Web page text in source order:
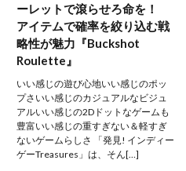
ーレットで滾らせろ命を！
アイテムで確率を絞り込む戦
略性が魅力『Buckshot
Roulette』
いい感じの遊び心地いい感じのポッ
プさいい感じのカジュアルなビジュ
アルいい感じの2Dドットなゲームも
豊富いい感じの重すぎない＆軽すぎ
ないゲームらしさ 「発見! インディー
ゲーTreasures」は、そん[…]